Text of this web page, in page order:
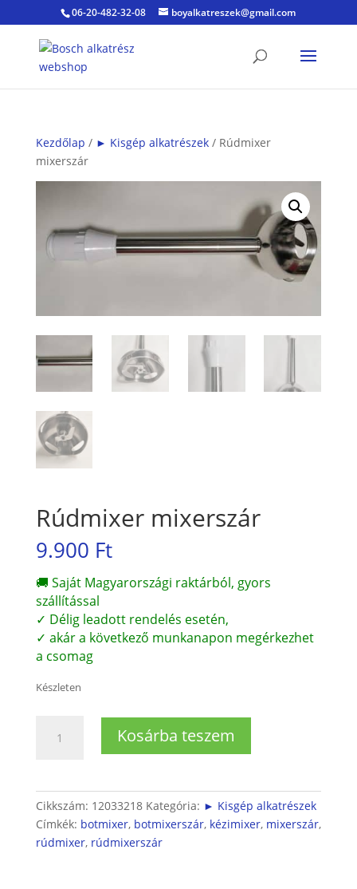
06-20-482-32-08 boyalkatreszek@gmail.com
Kezdőlap / ► Kisgép alkatrészek/ Rúdmixer
mixerszár
Rúdmixer mixerszár
9.900 Ft
🚚 Saját Magyarországi raktárból, gyors
szállítással
✓ Délig leadott rendelés esetén,
✓ akár a következő munkanapon megérkezhet
a csomag
Készleten
mixerszár
Kosárba teszem
Cikkszám: 12033218 Kategória: ► Kisgép alkatrészek
Címkék: botmixer, botmixerszár, kézimixer, mixerszár,
rúdmixer, rúdmixerszár